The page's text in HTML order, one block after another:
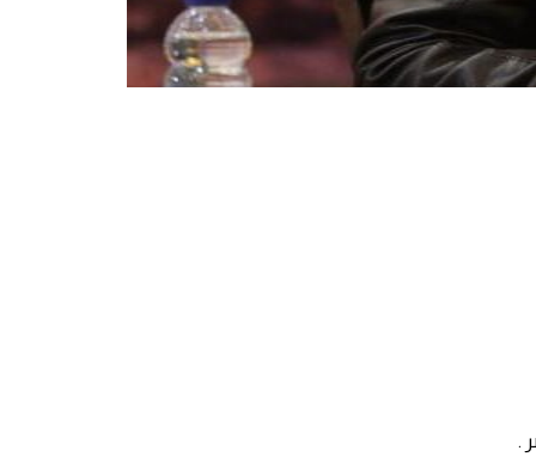
.